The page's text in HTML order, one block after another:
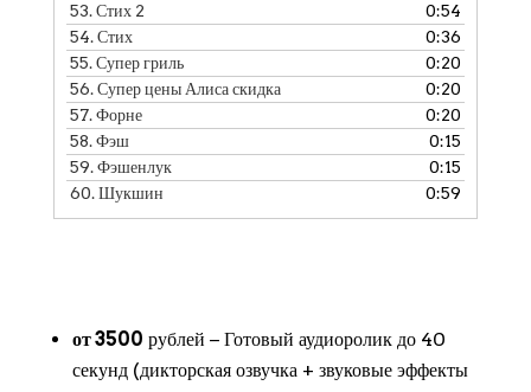
53.Стих 2
0:54
54.Стих
0:36
55.Супер гриль
0:20
56.Супер цены Алиса скидка
0:20
57.Форне
0:20
58.Фэш
0:15
59.Фэшенлук
0:15
60.Шукшин 0:59
от 3500 рублей − Готовый аудиоролик до 40
секунд (дикторская озвучка + звуковые эффекты